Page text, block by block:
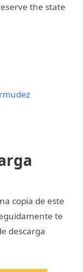
the state
copia de este
te
descarga